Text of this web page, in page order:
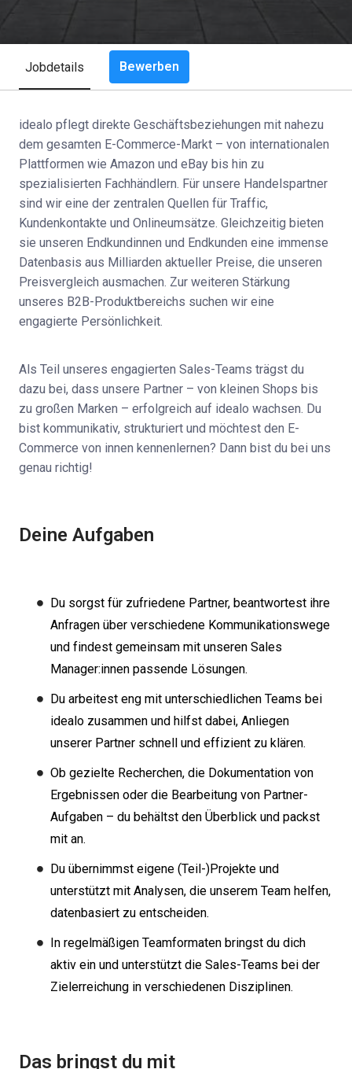
Jobdetails Bewerben
idealo pflegt direkte Geschäftsbeziehungen mit nahezu
dem gesamten E-Commerce-Markt – von internationalen
Plattformen wie Amazon und eBay bis hin zu
spezialisierten Fachhändlern. Für unsere Handelspartner
sind wir eine der zentralen Quellen für Traffic,
Kundenkontakte und Onlineumsätze. Gleichzeitig bieten
sie unseren Endkundinnen und Endkunden eine immense
Datenbasis aus Milliarden aktueller Preise, die unseren
Preisvergleich ausmachen. Zur weiteren Stärkung
unseres B2B-Produktbereichs suchen wir eine
engagierte Persönlichkeit.
Als Teil unseres engagierten Sales-Teams trägst du
dazu bei, dass unsere Partner – von kleinen Shops bis
zu großen Marken – erfolgreich auf idealo wachsen. Du
bist kommunikativ, strukturiert und möchtest den E-
Commerce von innen kennenlernen? Dann bist du bei uns
genau richtig!
Deine Aufgaben
Du sorgst für zufriedene Partner, beantwortest ihre
Anfragen über verschiedene Kommunikationswege
und findest gemeinsam mit unseren Sales
Manager:innen passende Lösungen.
Du arbeitest eng mit unterschiedlichen Teams bei
idealo zusammen und hilfst dabei, Anliegen
unserer Partner schnell und effizient zu klären.
Ob gezielte Recherchen, die Dokumentation von
Ergebnissen oder die Bearbeitung von Partner-
Aufgaben – du behältst den Überblick und packst
mit an.
Du übernimmst eigene (Teil-)Projekte und
unterstützt mit Analysen, die unserem Team helfen,
datenbasiert zu entscheiden.
In regelmäßigen Teamformaten bringst du dich
aktiv ein und unterstützt die Sales-Teams bei der
Zielerreichung in verschiedenen Disziplinen.
Das bringst du mit